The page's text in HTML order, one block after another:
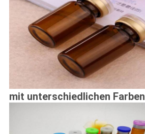
mit unterschiedlichen Farben